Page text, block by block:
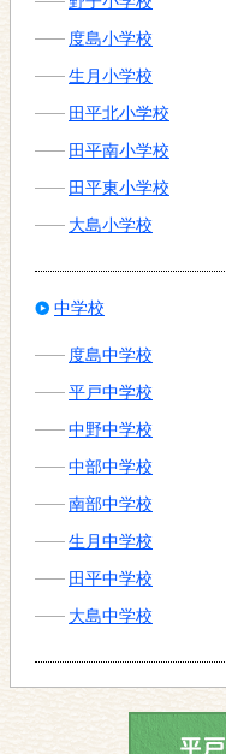
度島小学校
生月小学校
田平北小学校
田平南小学校
田平東小学校
大島小学校
中学校
度島中学校
平戸中学校
中野中学校
中部中学校
南部中学校
生月中学校
田平中学校
大島中学校